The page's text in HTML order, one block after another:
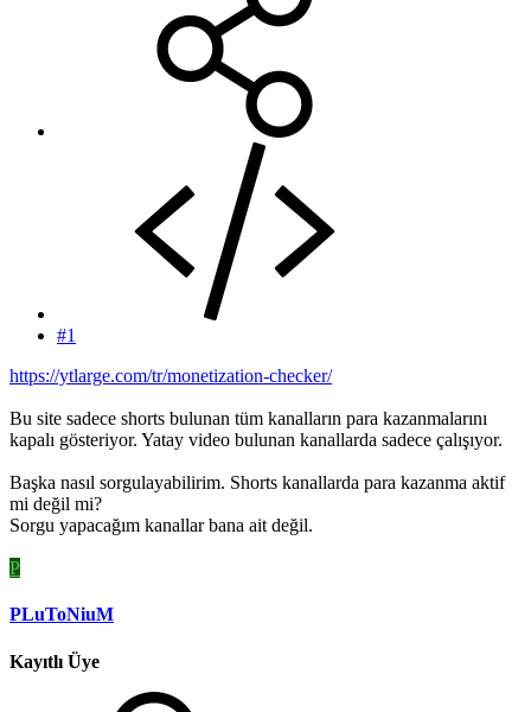
#1
https://ytlarge.com/tr/monetization-checker/
Bu site sadece shorts bulunan tüm kanalların para kazanmalarını
kapalı gösteriyor. Yatay video bulunan kanallarda sadece çalışıyor.
Başka nasıl sorgulayabilirim. Shorts kanallarda para kazanma aktif
mi değil mi?
Sorgu yapacağım kanallar bana ait değil.
P
PLuToNiuM
Kayıtlı Üye